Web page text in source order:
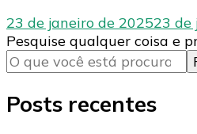
23 de janeiro de 202523 de
Procurando
algo?
Pesquise qualquer coisa e
Posts recentes